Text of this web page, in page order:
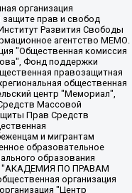
Общество с ограниченной ответственностью Издательский дом "Новая глава", Айнбиндер Александра Александровна, Московский комьюнити-центр для ЛГБТ+инициатив, Благотворительный фонд развития филантропии, Deutsche Welle (Германия, Kurt-Schumacher-Strasse 3, 53113 Bonn), Борзунова Мария Михайловна, Воробьев Виктор Викторович, Голубева Анна Львовна, Константинова Алла Михайловна, Малкова Ирина Владимировна, Мурадов Мурад Абдулгалимович, Осетинская Елизавета Николаевна, Понасенков Евгений Николаевич, Ганапольский Матвей Юрьевич, Киселев Евгений Алексеевич, Борухович Ирина Григорьевна, Дремин Иван Тимофеевич, Дубровский Дмитрий Викторович, Красноярская региональная общественная организация поддержки и развития альтернативных образовательных технологий и межкультурных коммуникаций "ИНТЕРРА", Маяковская Екатерина Алексеевна, Фейгин Марк Захарович, Филимонов Андрей Викторович, Дзугкоева Регина Николаевна, Доброхотов Роман Александрович, Дудь Юрий Александрович, Елкин Сергей Владимирович, Кругликов Кирилл Игоревич, Сабунаева Мария Леонидовна, Семенов Алексей Владимирович, Шаинян Карен Багратович, Шульман Екатерина Михайловна, Асафьев Артур Валерьевич, Вахштайн Виктор Семенович, Венедиктов Алексей Алексеевич, Лушникова Екатерина Евгеньевна, Волков Леонид Михайлович, Невзоров Александр Глебович, Пархоменко Сергей Борисович, Сироткин Ярослав Николаевич, Кара-Мурза Владимир Владимирович, Баранова Наталья Владимировна, Гозман Леонид Яковлевич, Кагарлицкий Борис Юльевич, Климарев Михаил Валерьевич, Милов Владимир Станиславович, Автономная некоммерческая организация Краснодарский центр современного искусства "Типография", Моргенштерн Алишер Тагирович, Соболь Любовь Эдуардовна, Общество с ограниченной ответственностью "ЛИЗА НОРМ", Каспаров Гарри Кимович, Ходорковский Михаил Борисович, Общество с ограниченной ответственностью "Апрельские тезисы", Данилович Ирина Брониславовна, Кашин Олег Владимирович, Петров Николай Владимирович, Пивоваров Алексей Владимирович, Соколов Михаил Владимирович, Цветкова Юлия Владимировна, Чичваркин Евгений Александрович, Комитет против пыток/Команда против пыток, Общество с ограниченной ответственностью "Первый научный", Общество с ограниченной ответственностью "Вертолет и ко", Белоцерковская Вероника Борисовна, Кац Максим Евгеньевич, Лазарева Татьяна Юрьевна, Шаведдинов Руслан Табризович, Яшин Илья Валерьевич, Общество с ограниченной ответственностью "Иноагент ААВ", Алешковский Дмитрий Петрович, Альбац Евгения Марковна, Быков Дмитрий Львович, Галямина Юлия Евгеньевна, Лойко Сергей Леонидович, Мартынов Кирилл Константинович, Медведев Сергей Александрович, Крашенинников Федор Геннадиевич, Гордеева Катерина Вл